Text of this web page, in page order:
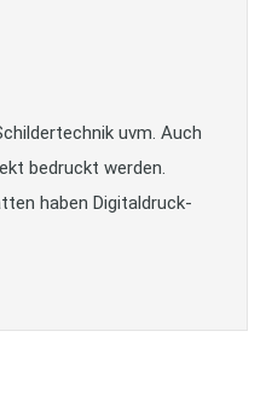
uvm. Auch
bedruckt werden.
haben Digitaldruck-